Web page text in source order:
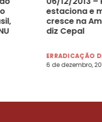
estaciona e
cresce na
diz Cepal
ERRADICAÇÃO
6 de dezembro,